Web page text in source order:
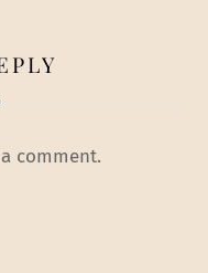
comment.